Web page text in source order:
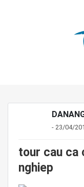
- 23/04/
tour cau ca
nghiep